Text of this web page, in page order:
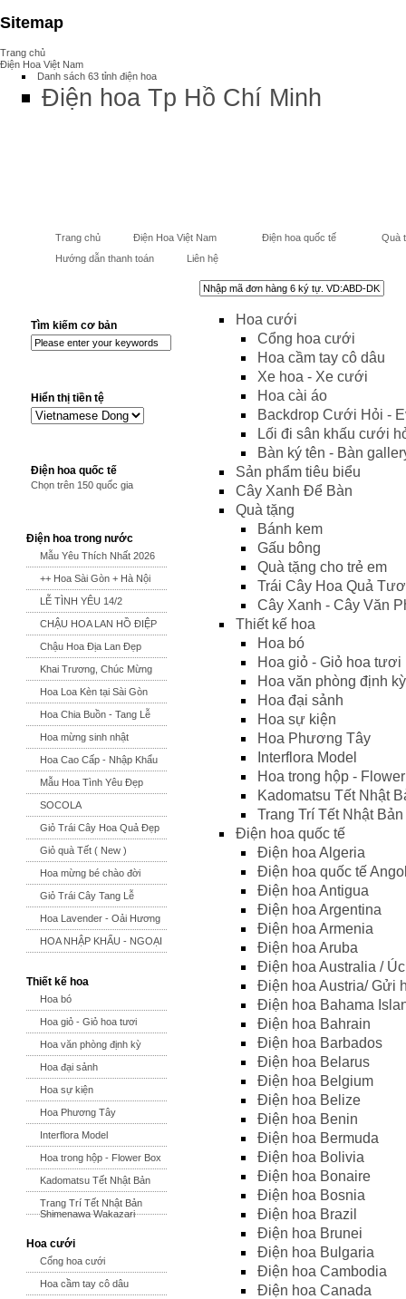
Sitemap
Trang chủ
Điện Hoa Việt Nam
Danh sách 63 tỉnh điện hoa
Điện hoa Tp Hồ Chí Minh
Trang chủ Điện Hoa Việt Nam Điện hoa quốc tế
Quà
Hướng dẫn thanh toán
Liên hệ
Tìm kiếm cơ bản
Hiển thị tiền tệ
Điện hoa quốc tế
Chọn trên 150 quốc gia
Điện hoa trong nước
Mẫu Yêu Thích Nhất 2026
++ Hoa Sài Gòn + Hà Nội
LỄ TÌNH YÊU 14/2
CHẬU HOA LAN HỒ ĐIỆP
Chậu Hoa Địa Lan Đẹp
Khai Trương, Chúc Mừng
Hoa Loa Kèn tại Sài Gòn
Hoa Chia Buồn - Tang Lễ
Hoa mừng sinh nhật
Hoa Cao Cấp - Nhập Khẩu
Mẫu Hoa Tình Yêu Đẹp
SOCOLA
Giỏ Trái Cây Hoa Quả Đẹp
Giỏ quà Tết ( New )
Hoa mừng bé chào đời
Giỏ Trái Cây Tang Lễ
Hoa Lavender - Oải Hương
HOA NHẬP KHẨU - NGOẠI
Thiết kế hoa
Hoa bó
Hoa giỏ - Giỏ hoa tươi
Hoa văn phòng định kỳ
Hoa đại sảnh
Hoa sự kiện
Hoa Phương Tây
Interflora Model
Hoa trong hộp - Flower Box
Kadomatsu Tết Nhật Bản
Trang Trí Tết Nhật Bản
Shimenawa Wakazari
Hoa cưới
Cổng hoa cưới
Hoa cầm tay cô dâu
Hoa cưới
Cổng hoa cưới
Hoa cầm tay cô dâu
Xe hoa - Xe cưới
Hoa cài áo
Backdrop Cưới Hỏi -
Lối đi sân khấu cưới
Bàn ký tên - Bàn
Sản phẩm tiêu biểu
Cây Xanh Để Bàn
Quà tặng
Bánh kem
Gấu bông
Quà tặng cho trẻ em
Trái Cây Hoa Quả
Cây Xanh - Cây Văn
Thiết kế hoa
Hoa bó
Hoa giỏ - Giỏ hoa tươi
Hoa văn phòng định kỳ
Hoa đại sảnh
Hoa sự kiện
Hoa Phương Tây
Interflora Model
Hoa trong hộp -
Kadomatsu Tết Nhật
Trang Trí Tết Nhật
Điện hoa quốc tế
Điện hoa Algeria
Điện hoa quốc tế
Điện hoa Antigua
Điện hoa Argentina
Điện hoa Armenia
Điện hoa Aruba
Điện hoa Australia / Úc
Điện hoa Austria/ Gửi
Điện hoa Bahama
Điện hoa Bahrain
Điện hoa Barbados
Điện hoa Belarus
Điện hoa Belgium
Điện hoa Belize
Điện hoa Benin
Điện hoa Bermuda
Điện hoa Bolivia
Điện hoa Bonaire
Điện hoa Bosnia
Điện hoa Brazil
Điện hoa Brunei
Điện hoa Bulgaria
Điện hoa Cambodia
Điện hoa Canada